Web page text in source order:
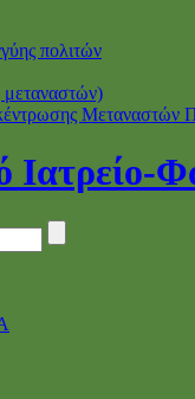
πολιτών
Μεταναστών